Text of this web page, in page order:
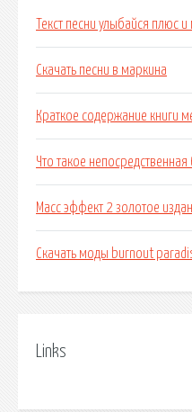
Текст песни улыбайся плюс
Скачать песни в маркина
Краткое содержание книги
Что такое
Масс эффект 2 золотое
Скачать моды burnout
Links